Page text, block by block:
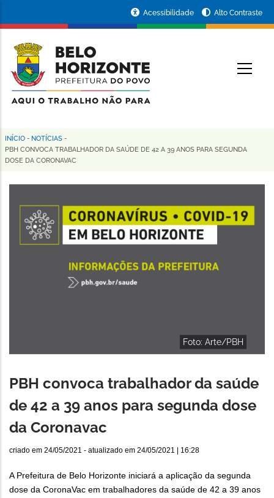
conteúdo
principal
da
Prefeitura
de
Horizonte
Acessibilidade Alto Contraste
Trilha
de
navegação
INÍCIO - NOTÍCIAS -
PBH CONVOCA TRABALHADOR DA SAÚDE DE 42 A 39 ANOS PARA SEGUNDA
DOSE DA CORONAVAC
Foto: Arte/PBH
PBH convoca trabalhador da saúde
de 42 a 39 anos para segunda dose
da Coronavac
criado em 24/05/2021 - atualizado em 24/05/2021 | 16:28
A Prefeitura de Belo Horizonte iniciará a aplicação da segunda
dose da CoronaVac em trabalhadores da saúde de 42 a 39 anos